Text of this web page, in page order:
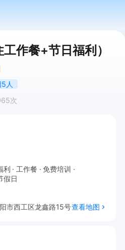
作餐+节日福利）
人
次
利 工作餐
免费培训
假日
市西工区龙鑫路15号查看地图